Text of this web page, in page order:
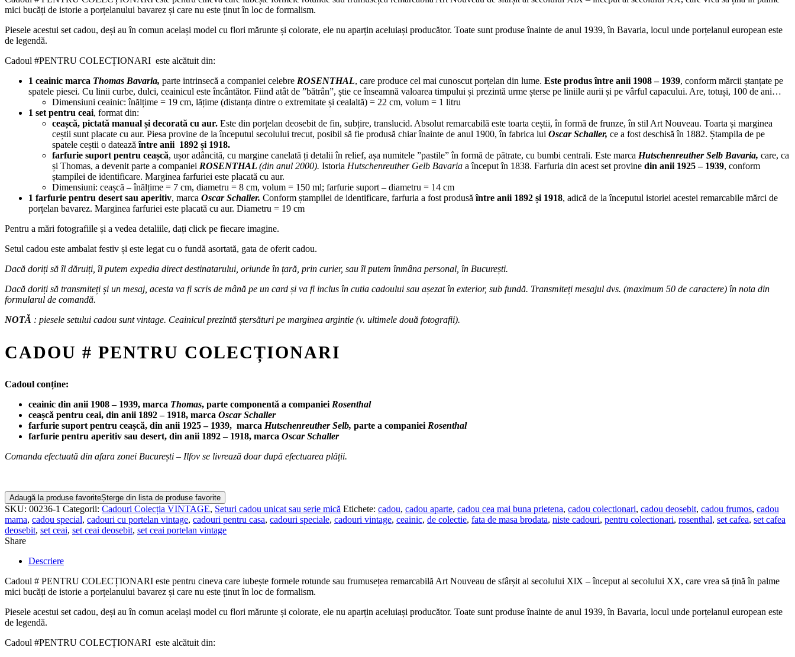
mici bucăți de istorie a porțelanului bavarez și care nu este ținut în loc de formalism.
Piesele acestui set cadou, deși au în comun același model cu flori mărunte și colorate, ele nu aparțin aceluiași producător. Toate sunt produse înainte de anul 1939, în Bavaria, locul unde porțelanul european este
de legendă.
Cadoul #PENTRU COLECȚIONARI este alcătuit din:
1 ceainic marca Thomas Bavaria, parte intrinsecă a companiei celebre ROSENTHAL, care produce cel mai cunoscut porțelan din lume. Este produs între anii 1908 – 1939, conform mărcii ștanțate pe
spatele piesei. Cu linii curbe, dulci, ceainicul este încântător. Fiind atât de ”bătrân”, știe ce înseamnă valoarea timpului și prezintă urme șterse pe liniile aurii și pe vârful capacului. Are, totuși, 100 de ani…
Dimensiuni ceainic: înălțime = 19 cm, lățime (distanța dintre o extremitate și cealaltă) = 22 cm, volum = 1 litru
1 set pentru ceai, format din:
ceașcă, pictată manual și decorată cu aur. Este din porțelan deosebit de fin, subțire, translucid. Absolut remarcabilă este toarta ceștii, în formă de frunze, în stil Art Nouveau. Toarta și marginea
ceștii sunt placate cu aur. Piesa provine de la începutul secolului trecut, posibil să fie produsă chiar înainte de anul 1900, în fabrica lui Oscar Schaller, ce a fost deschisă în 1882. Ștampila de pe
spatele ceștii o dateazăîntre anii 1892 și 1918.
farfurie suport pentru ceașcă, ușor adâncită, cu margine canelată ți detalii în relief, așa numitele ”pastile” în formă de pătrate, cu bumbi centrali. Este marca Hutschenreuther Selb Bavaria, care, ca
și Thomas, a devenit parte a companiei ROSENTHAL (din anul 2000). Istoria Hutschenreuther Gelb Bavaria a început în 1838. Farfuria din acest set provine din anii 1925 – 1939, conform
ștampilei de identificare. Marginea farfuriei este placată cu aur.
Dimensiuni: ceașcă – înălțime = 7 cm, diametru = 8 cm, volum = 150 ml; farfurie suport – diametru = 14 cm
1 farfurie pentru desert sau aperitiv, marca Oscar Schaller. Conform ștampilei de identificare, farfuria a fost produsăîntre anii 1892 și 1918, adică de la începutul istoriei acestei remarcabile mărci de
porțelan bavarez. Marginea farfuriei este placată cu aur. Diametru = 19 cm
Pentru a mări fotografiile și a vedea detaliile, dați click pe fiecare imagine.
Setul cadou este ambalat festiv și este legat cu o fundă asortată, gata de oferit cadou.
Dacă doriți să îl dăruiți, îl putem expedia direct destinatarului, oriunde în țară, prin curier, sau îl putem înmâna personal, în București.
Dacă doriți să transmiteți și un mesaj, acesta va fi scris de mână pe un card și va fi inclus în cutia cadoului sau așezat în exterior, sub fundă. Transmiteți mesajul dvs. (maximum 50 de caractere) în nota din
formularul de comandă.
NOTĂ : piesele setului cadou sunt vintage. Ceainicul prezintă ștersături pe marginea argintie (v. ultimele două fotografii).
CADOU # PENTRU COLECȚIONARI
Cadoul conține:
ceainic din anii 1908 – 1939, marca Thomas, parte componentă a companiei Rosenthal
ceașcă pentru ceai, din anii 1892 – 1918, marca Oscar Schaller
farfurie suport pentru ceașcă, din anii 1925 – 1939, marca Hutschenreuther Selb, parte a companiei Rosenthal
farfurie pentru aperitiv sau desert, din anii 1892 – 1918, marca Oscar Schaller
Comanda efectuată din afara zonei București – Ilfov se livrează doar după efectuarea plății.
Adaugă la produse favoriteȘterge din lista de produse favorite
SKU: 00236-1 Categorii: Cadouri Colecția VINTAGE, Seturi cadou unicat sau serie mică Etichete: cadou, cadou aparte, cadou cea mai buna prietena, cadou colectionari, cadou deosebit, cadou frumos, cadou
mama, cadou special, cadouri cu portelan vintage, cadouri pentru casa, cadouri speciale, cadouri vintage, ceainic, de colectie, fata de masa brodata, niste cadouri, pentru colectionari, rosenthal, set cafea, set cafea
deosebit, set ceai, set ceai deosebit, set ceai portelan vintage
Share
Descriere
Cadoul # PENTRU COLECȚIONARI este pentru cineva care iubește formele rotunde sau frumusețea remarcabilă Art Nouveau de sfârșit al secolului XlX – început al secolului XX, care vrea să țină în palme
mici bucăți de istorie a porțelanului bavarez și care nu este ținut în loc de formalism.
Piesele acestui set cadou, deși au în comun același model cu flori mărunte și colorate, ele nu aparțin aceluiași producător. Toate sunt produse înainte de anul 1939, în Bavaria, locul unde porțelanul european este
de legendă.
Cadoul #PENTRU COLECȚIONARI este alcătuit din: